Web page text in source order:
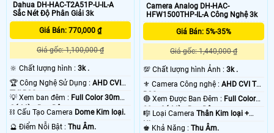
Dahua DH-HAC-T2A51P-U-IL-A
Sắc Nét Độ Phân Giải 3k
Giá Bán: 770,000 ₫
Giá gốc: 1,100,000 ₫
🔆 Chất lượng hình : 3k .
🏆 Công Nghệ Sử Dụng : AHD CVI
TVI BCS.
💡 Xem ban đêm : Full Color 30m
Có Màu Ban Ðêm.
⛓ Cấu Tạo Camera Dome Kim loại.
️🔮 Điểm Nỗi Bật : Thu Âm.
Camera Analog DH-HAC-
HFW1500THP-IL-A Công Nghệ 3k
Giá Bán: 5%-35%
Giá gốc: 1,440,000 ₫
💯 Chất lượng hình Ảnh :3k .
⚜️ Camera Công nghệ :AHD CVI TVI
BCS.
🔴 Xem Được Ban Đêm : Full Color
80m Có Màu Ban Ðêm.
🎼️ Loại CameraThân Kim loại +
Nhựa.
️♚ Khả Năng :Thu Âm.